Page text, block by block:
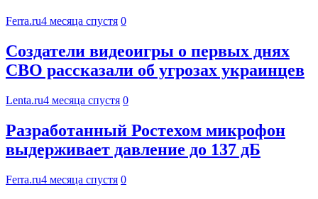
Ferra.ru4 месяца спустя 0
Создатели видеоигры о первых днях
СВО рассказали об угрозах украинцев
Lenta.ru4 месяца спустя 0
Разработанный Ростехом микрофон
выдерживает давление до 137 дБ
Ferra.ru4 месяца спустя 0